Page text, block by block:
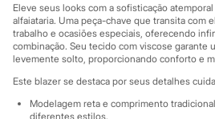
Clock House
Mindset
Sawary
Yessica
Moda esportiva
Acessórios
Blusas
Calçados
Eleve seus looks com a sofisticação
alfaiataria. Uma peça-chave que transita com
trabalho e ocasiões especiais, oferecendo
combinação. Seu tecido com viscose garante
levemente solto, proporcionando conforto e
Este blazer se destaca por seus detalhes
Modelagem reta e comprimento
diferentes estilos.